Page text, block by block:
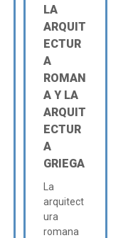
LA
ARQUIT
ECTUR
A
ROMAN
A Y LA
ARQUIT
ECTUR
A
GRIEGA
La
arquitect
ura
romana